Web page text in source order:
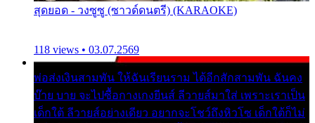
สุดยอด - วงซูซู (ซาวด์ดนตรี) (KARAOKE)
118 views • 03.07.2569
พ่อส่งเงินสามพัน ให้ฉันเรียนราม ได้อีกสักสามพัน ฉันคง
บ๊าย บาย จะไปซื้อกางเกงยีนส์ ลีวายส์มาใส่ เพราะเราเป็น
เด็กใต้ ลีวายส์อย่างเดียว อยากจะโชว์ถึงหิวโซ เด็กใต้ก็ไม่